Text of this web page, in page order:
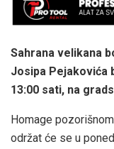
Sahrana velikana
Josipa Pejakovića
13:00 sati, na
Homage
održat će se u